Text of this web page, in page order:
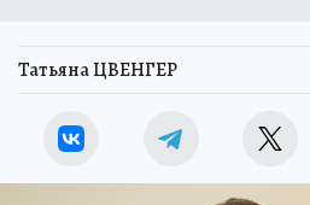
Татьяна ЦВЕНГЕР